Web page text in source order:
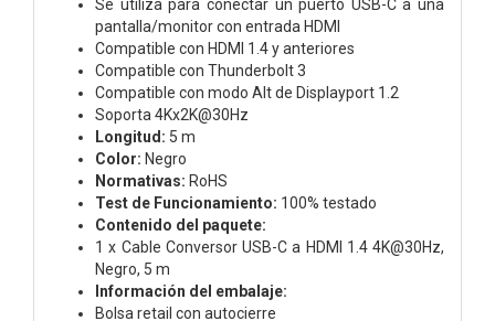
Se utiliza para conectar un puerto USB-C a una
pantalla/monitor con entrada HDMI
Compatible con HDMI 1.4 y anteriores
Compatible con Thunderbolt 3
Compatible con modo Alt de Displayport 1.2
Soporta 4Kx2K@30Hz
Longitud: 5 m
Color: Negro
Normativas: RoHS
Test de Funcionamiento: 100% testado
Contenido del paquete:
1 x Cable Conversor USB-C a HDMI 1.4 4K@30Hz,
Negro, 5 m
Información del embalaje:
Bolsa retail con autocierre